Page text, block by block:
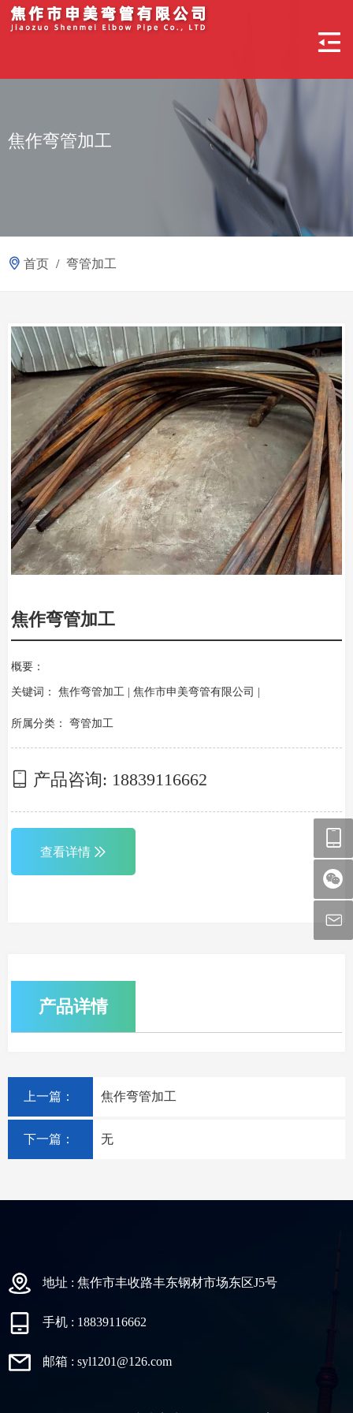
焦作弯管加工
首页 / 弯管加工
焦作弯管加工
概要：
关键词： 焦作弯管加工 | 焦作市申美弯管有限公司 |
所属分类： 弯管加工
产品咨询: 18839116662
查看详情
产品详情
上一篇： 焦作弯管加工
下一篇： 无
地址 : 焦作市丰收路丰东钢材市场东区J5号
手机 : 18839116662
邮箱 : syl1201@126.com